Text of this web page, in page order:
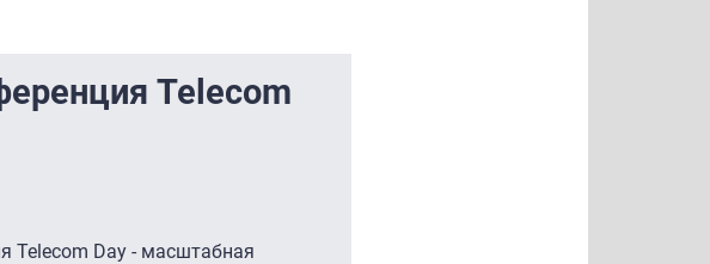
Telecom
Telecom Day - масштабная